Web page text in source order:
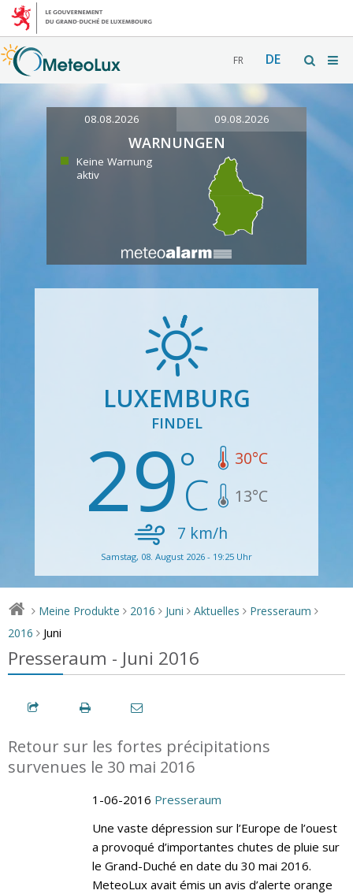
FR DE
08.08.2026 09.08.2026
WARNUNGEN
Keine Warnung
aktiv
LUXEMBURG
FINDEL
29 30°C
13°C
7 km/h
Samstag, 08. August 2026 - 19:25 Uhr
> Meine Produkte > 2016 > Juni > Aktuelles > Presseraum >
2016 > Juni
Presseraum - Juni 2016
Retour sur les fortes précipitations
survenues le 30 mai 2016
1-06-2016 Presseraum
Une vaste dépression sur l’Europe de l’ouest
a provoqué d’importantes chutes de pluie sur
le Grand-Duché en date du 30 mai 2016.
MeteoLux avait émis un avis d’alerte orange